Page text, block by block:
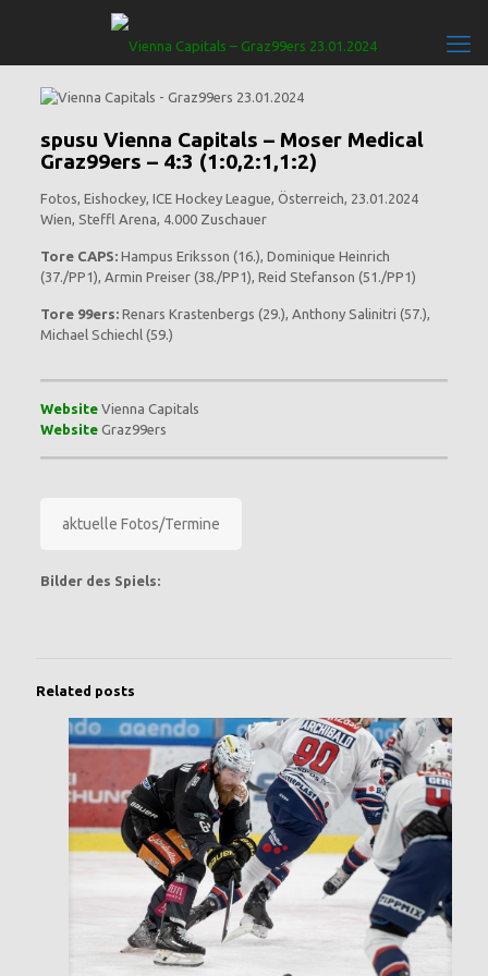
spusu Vienna Capitals – Moser Medical
Graz99ers – 4:3 (1:0,2:1,1:2)
Fotos, Eishockey, ICE Hockey League, Österreich, 23.01.2024
Wien, Steffl Arena, 4.000 Zuschauer
Tore CAPS: Hampus Eriksson (16.), Dominique Heinrich
(37./PP1), Armin Preiser (38./PP1), Reid Stefanson (51./PP1)
Tore 99ers:Renars Krastenbergs (29.), Anthony Salinitri (57.),
Michael Schiechl (59.)
WebsiteVienna Capitals
WebsiteGraz99ers
aktuelle Fotos/Termine
Bilder des Spiels:
Related posts